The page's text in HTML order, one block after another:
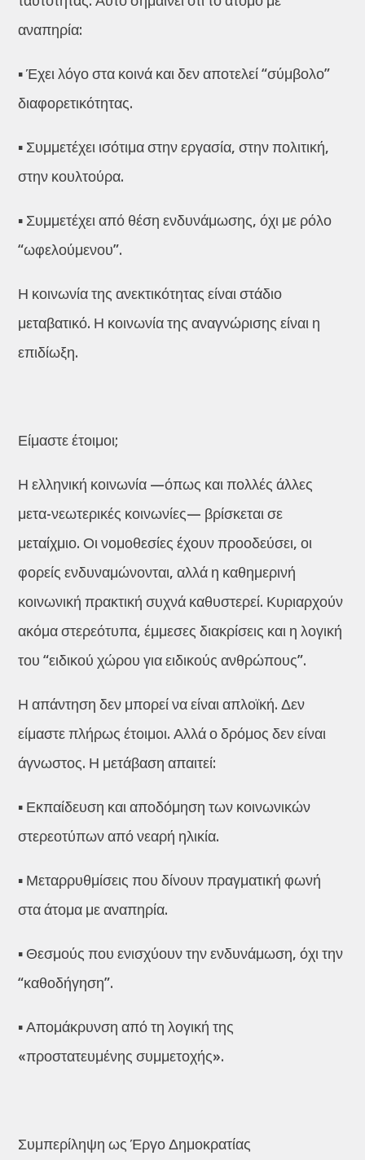
αναπηρία:
▪️ Έχει λόγο στα κοινά και δεν αποτελεί “σύμβολο”
διαφορετικότητας.
▪️ Συμμετέχει ισότιμα στην εργασία, στην πολιτική,
στην κουλτούρα.
▪️ Συμμετέχει από θέση ενδυνάμωσης, όχι με ρόλο
“ωφελούμενου”.
Η κοινωνία της ανεκτικότητας είναι στάδιο
μεταβατικό. Η κοινωνία της αναγνώρισης είναι η
επιδίωξη.
Είμαστε έτοιμοι;
Η ελληνική κοινωνία —όπως και πολλές άλλες
μετα-νεωτερικές κοινωνίες— βρίσκεται σε
μεταίχμιο. Οι νομοθεσίες έχουν προοδεύσει, οι
φορείς ενδυναμώνονται, αλλά η καθημερινή
κοινωνική πρακτική συχνά καθυστερεί. Κυριαρχούν
ακόμα στερεότυπα, έμμεσες διακρίσεις και η λογική
του “ειδικού χώρου για ειδικούς ανθρώπους”.
Η απάντηση δεν μπορεί να είναι απλοϊκή. Δεν
είμαστε πλήρως έτοιμοι. Αλλά ο δρόμος δεν είναι
άγνωστος. Η μετάβαση απαιτεί:
▪️ Εκπαίδευση και αποδόμηση των κοινωνικών
στερεοτύπων από νεαρή ηλικία.
▪️ Μεταρρυθμίσεις που δίνουν πραγματική φωνή
στα άτομα με αναπηρία.
▪️ Θεσμούς που ενισχύουν την ενδυνάμωση, όχι την
“καθοδήγηση”.
▪️ Απομάκρυνση από τη λογική της
«προστατευμένης συμμετοχής».
Συμπερίληψη ως Έργο Δημοκρατίας